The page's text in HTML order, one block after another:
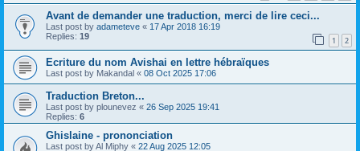
Avant de demander une traduction, merci de lire ceci...
Last post by adameteve « 17 Apr 2018 16:19
Replies: 19 1 2
Ecriture du nom Avishai en lettre hébraïques
Last post by Makandal « 08 Oct 2025 17:06
Traduction Breton...
Last post by plounevez « 26 Sep 2025 19:41
Replies: 6
Ghislaine - prononciation
Last post byAl Miphy « 22 Aug 2025 12:05